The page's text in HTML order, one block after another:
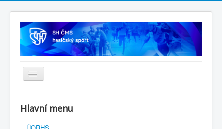
SH ČMS
Hlavní menu